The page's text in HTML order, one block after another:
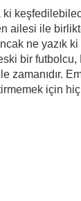
ki
ailesi ile
ne yazık
bir futbolcu,
zamanıdır.
için